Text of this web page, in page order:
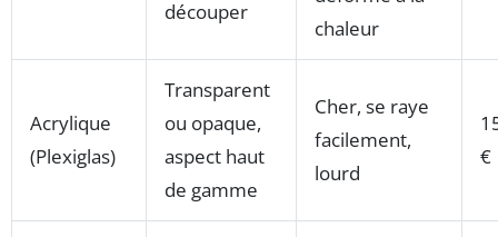
découper
chaleur
Acrylique
(Plexiglas)
Transparent
ou opaque,
aspect haut
de gamme
Cher, se raye
facilement,
lourd
€